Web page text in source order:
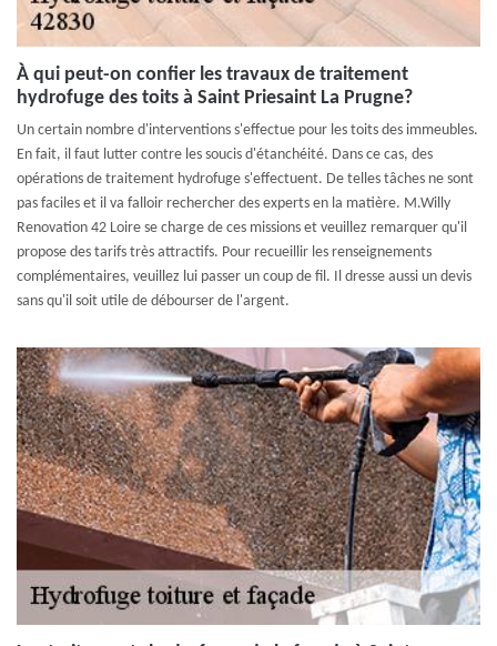
À qui peut-on confier les travaux de traitement
hydrofuge des toits à Saint Priesaint La Prugne?
Un certain nombre d'interventions s'effectue pour les toits des immeubles.
En fait, il faut lutter contre les soucis d'étanchéité. Dans ce cas, des
opérations de traitement hydrofuge s'effectuent. De telles tâches ne sont
pas faciles et il va falloir rechercher des experts en la matière. M.Willy
Renovation 42 Loire se charge de ces missions et veuillez remarquer qu'il
propose des tarifs très attractifs. Pour recueillir les renseignements
complémentaires, veuillez lui passer un coup de fil. Il dresse aussi un devis
sans qu'il soit utile de débourser de l'argent.